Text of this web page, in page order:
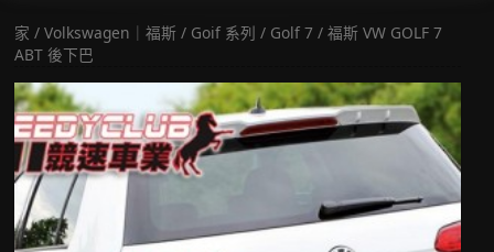
家 / Volkswagen｜福斯/ Goif 系列 / Golf 7 / 福斯 VW GOLF 7
ABT 後下巴